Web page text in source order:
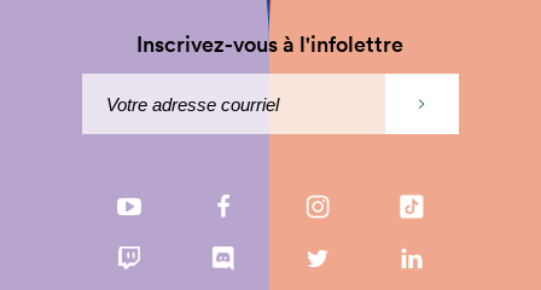
Inscrivez-vous à l'infolettre